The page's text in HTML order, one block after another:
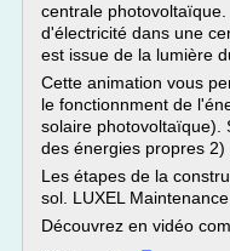
centrale
d'électricité dans une
est issue de la lumière
Cette animation vous
le fonctionnment de
solaire photovoltaïque).
des énergies propres 2) .
Les étapes de la
sol. LUXEL
Découvrez en vidéo